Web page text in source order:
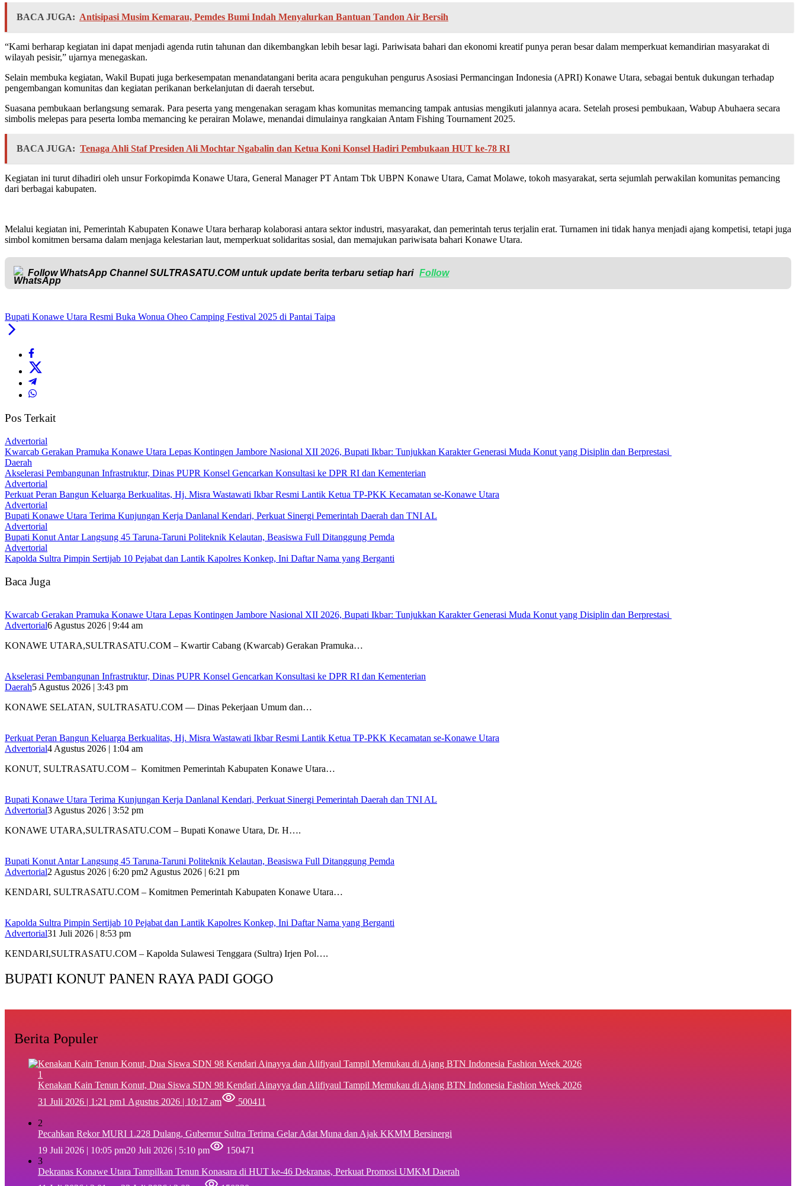
BACA JUGA: Antisipasi Musim Kemarau, Pemdes Bumi Indah Menyalurkan Bantuan Tandon Air Bersih
“Kami berharap kegiatan ini dapat menjadi agenda rutin tahunan dan dikembangkan lebih besar lagi. Pariwisata bahari dan ekonomi kreatif punya peran besar dalam memperkuat kemandirian masyarakat di
wilayah pesisir,” ujarnya menegaskan.
Selain membuka kegiatan, Wakil Bupati juga berkesempatan menandatangani berita acara pengukuhan pengurus Asosiasi Permancingan Indonesia (APRI) Konawe Utara, sebagai bentuk dukungan terhadap
pengembangan komunitas dan kegiatan perikanan berkelanjutan di daerah tersebut.
Suasana pembukaan berlangsung semarak. Para peserta yang mengenakan seragam khas komunitas memancing tampak antusias mengikuti jalannya acara. Setelah prosesi pembukaan, Wabup Abuhaera secara
simbolis melepas para peserta lomba memancing ke perairan Molawe, menandai dimulainya rangkaian Antam Fishing Tournament 2025.
BACA JUGA: Tenaga Ahli Staf Presiden Ali Mochtar Ngabalin dan Ketua Koni Konsel Hadiri Pembukaan HUT ke-78 RI
Kegiatan ini turut dihadiri oleh unsur Forkopimda Konawe Utara, General Manager PT Antam Tbk UBPN Konawe Utara, Camat Molawe, tokoh masyarakat, serta sejumlah perwakilan komunitas pemancing
dari berbagai kabupaten.
Melalui kegiatan ini, Pemerintah Kabupaten Konawe Utara berharap kolaborasi antara sektor industri, masyarakat, dan pemerintah terus terjalin erat. Turnamen ini tidak hanya menjadi ajang kompetisi, tetapi juga
simbol komitmen bersama dalam menjaga kelestarian laut, memperkuat solidaritas sosial, dan memajukan pariwisata bahari Konawe Utara.
Follow WhatsApp ChannelSULTRASATU.COMuntuk update berita terbaru setiap hari Follow
Bupati Konawe Utara Resmi Buka Wonua Oheo Camping Festival 2025 di Pantai Taipa
Pos Terkait
Advertorial
‎Kwarcab Gerakan Pramuka Konawe Utara Lepas Kontingen Jambore Nasional XII 2026, Bupati Ikbar: Tunjukkan Karakter Generasi Muda Konut yang Disiplin dan Berprestasi ‎
Daerah
Akselerasi Pembangunan Infrastruktur, Dinas PUPR Konsel Gencarkan Konsultasi ke DPR RI dan Kementerian
Advertorial
‎Perkuat Peran Bangun Keluarga Berkualitas, Hj. Misra Wastawati Ikbar Resmi Lantik Ketua TP-PKK Kecamatan se-Konawe Utara
Advertorial
Bupati Konawe Utara Terima Kunjungan Kerja Danlanal Kendari, Perkuat Sinergi Pemerintah Daerah dan TNI AL
Advertorial
Bupati Konut Antar Langsung 45 Taruna-Taruni Politeknik Kelautan, Beasiswa Full Ditanggung Pemda
Advertorial
‎Kapolda Sultra Pimpin Sertijab 10 Pejabat dan Lantik Kapolres Konkep, Ini Daftar Nama yang Berganti
Baca Juga
‎Kwarcab Gerakan Pramuka Konawe Utara Lepas Kontingen Jambore Nasional XII 2026, Bupati Ikbar: Tunjukkan Karakter Generasi Muda Konut yang Disiplin dan Berprestasi ‎
Advertorial6 Agustus 2026 | 9:44 am
KONAWE UTARA,SULTRASATU.COM – Kwartir Cabang (Kwarcab) Gerakan Pramuka…
Akselerasi Pembangunan Infrastruktur, Dinas PUPR Konsel Gencarkan Konsultasi ke DPR RI dan Kementerian
Daerah5 Agustus 2026 | 3:43 pm
KONAWE SELATAN, SULTRASATU.COM — Dinas Pekerjaan Umum dan…
‎Perkuat Peran Bangun Keluarga Berkualitas, Hj. Misra Wastawati Ikbar Resmi Lantik Ketua TP-PKK Kecamatan se-Konawe Utara
Advertorial4 Agustus 2026 | 1:04 am
‎KONUT, SULTRASATU.COM – Komitmen Pemerintah Kabupaten Konawe Utara…
Bupati Konawe Utara Terima Kunjungan Kerja Danlanal Kendari, Perkuat Sinergi Pemerintah Daerah dan TNI AL
Advertorial3 Agustus 2026 | 3:52 pm
‎KONAWE UTARA,SULTRASATU.COM – Bupati Konawe Utara, Dr. H….
Bupati Konut Antar Langsung 45 Taruna-Taruni Politeknik Kelautan, Beasiswa Full Ditanggung Pemda
Advertorial2 Agustus 2026 | 6:20 pm2 Agustus 2026 | 6:21 pm
KENDARI, SULTRASATU.COM – Komitmen Pemerintah Kabupaten Konawe Utara…
‎Kapolda Sultra Pimpin Sertijab 10 Pejabat dan Lantik Kapolres Konkep, Ini Daftar Nama yang Berganti
Advertorial31 Juli 2026 | 8:53 pm
‎KENDARI,SULTRASATU.COM – Kapolda Sulawesi Tenggara (Sultra) Irjen Pol….
BUPATI KONUT PANEN RAYA PADI GOGO
Berita Populer
1
‎Kenakan Kain Tenun Konut, Dua Siswa SDN 98 Kendari Ainayya dan Alifiyaul Tampil Memukau di Ajang BTN Indonesia Fashion Week 2026
31 Juli 2026 | 1:21 pm1 Agustus 2026 | 10:17 am 500411
2
Pecahkan Rekor MURI 1.228 Dulang, Gubernur Sultra Terima Gelar Adat Muna dan Ajak KKMM Bersinergi
19 Juli 2026 | 10:05 pm20 Juli 2026 | 5:10 pm
150471
3
Dekranas Konawe Utara Tampilkan Tenun Konasara di HUT ke-46 Dekranas, Perkuat Promosi UMKM Daerah